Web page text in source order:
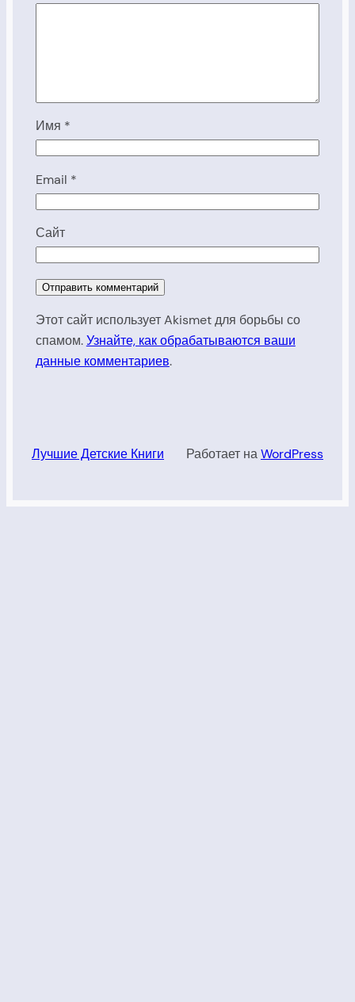
Имя *
Email *
Сайт
Этот сайт использует Akismet для борьбы со
спамом.Узнайте, как обрабатываются ваши
данные комментариев.
Лучшие Детские Книги Работает наWordPress